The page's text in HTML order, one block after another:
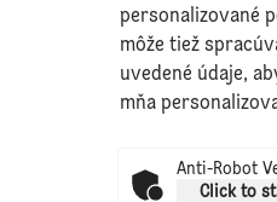
personalizované
môže tiež
uvedené údaje,
mňa
Anti-Robot
Click to